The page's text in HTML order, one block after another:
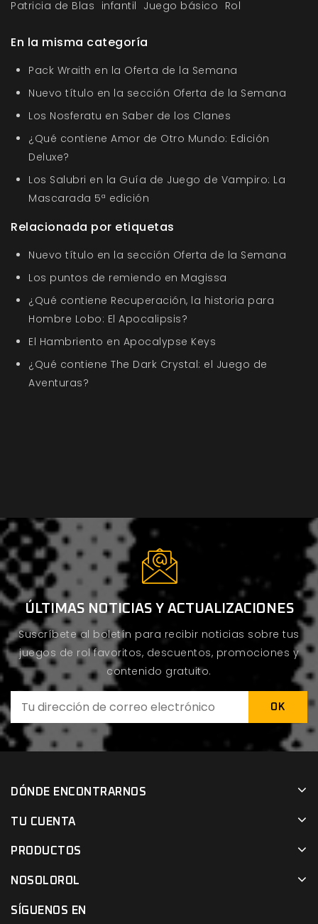
Patricia de Blas infantil Juego básico Rol
En la misma categoría
Pack Wraith en la Oferta de la Semana
Nuevo título en la sección Oferta de la Semana
Los Nosferatu en Saber de los Clanes
¿Qué contiene Amor de Otro Mundo: Edición
Deluxe?
Los Salubri en la Guía de Juego de Vampiro: La
Mascarada 5ª edición
Relacionada por etiquetas
Nuevo título en la sección Oferta de la Semana
Los puntos de remiendo en Magissa
¿Qué contiene Recuperación, la historia para
Hombre Lobo: El Apocalipsis?
El Hambriento en Apocalypse Keys
¿Qué contiene The Dark Crystal: el Juego de
Aventuras?
ÚLTIMAS NOTICIAS Y ACTUALIZACIONES
Suscríbete al boletín para recibir noticias sobre tus
juegos de rol favoritos, descuentos, promociones y
contenido gratuito.
DÓNDE ENCONTRARNOS
TU CUENTA
PRODUCTOS
NOSOLOROL
SÍGUENOS EN